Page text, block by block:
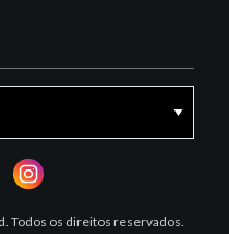
Todos os direitos reservados.
instagram